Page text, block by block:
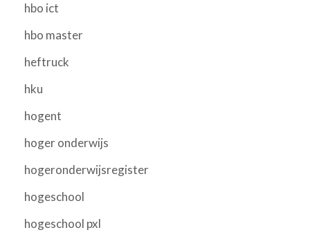
hbo ict
hbo master
heftruck
hku
hogent
hoger onderwijs
hogeronderwijsregister
hogeschool
hogeschool pxl